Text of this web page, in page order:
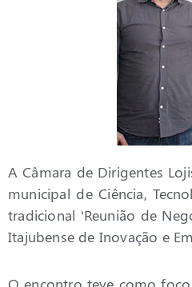
A Câmara de Dirigentes
municipal de Ciência,
tradicional ‘Reunião de
Itajubense de Inovação e